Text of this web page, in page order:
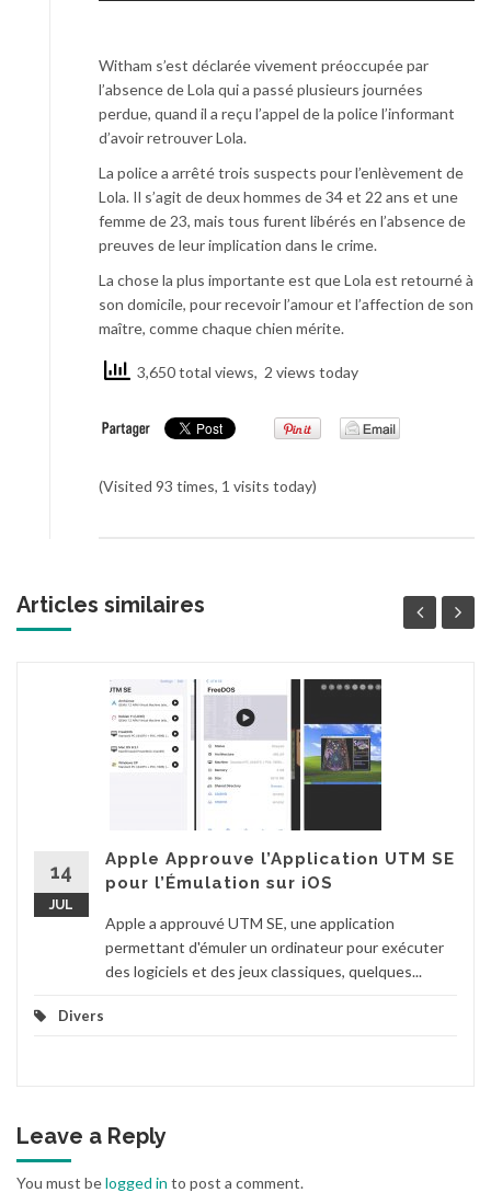
Witham s’est déclarée vivement préoccupée par
l’absence de Lola qui a passé plusieurs journées
perdue, quand il a reçu l’appel de la police l’informant
d’avoir retrouver Lola.
La police a arrêté trois suspects pour l’enlèvement de
Lola. Il s’agit de deux hommes de 34 et 22 ans et une
femme de 23, mais tous furent libérés en l’absence de
preuves de leur implication dans le crime.
La chose la plus importante est que Lola est retourné à
son domicile, pour recevoir l’amour et l’affection de son
maître, comme chaque chien mérite.
3,650 total views, 2 views today
(Visited 93 times, 1 visits today)
Articles similaires
14
JUL
Apple Approuve l’Application UTM SE
pour l’Émulation sur iOS
Apple a approuvé UTM SE, une application
permettant d'émuler un ordinateur pour exécuter
des logiciels et des jeux classiques, quelques...
Divers
Leave a Reply
You must belogged in to post a comment.